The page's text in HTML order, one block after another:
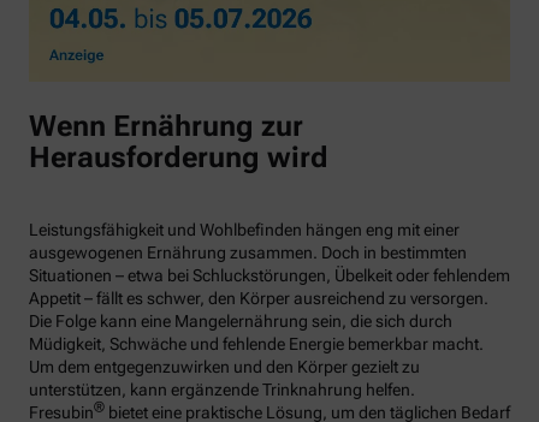
Wenn Ernährung zur
Herausforderung wird
Leistungsfähigkeit und Wohlbefinden hängen eng mit einer
ausgewogenen Ernährung zusammen. Doch in bestimmten
Situationen – etwa bei Schluckstörungen, Übelkeit oder fehlendem
Appetit – fällt es schwer, den Körper ausreichend zu versorgen.
Die Folge kann eine Mangelernährung sein, die sich durch
Müdigkeit, Schwäche und fehlende Energie bemerkbar macht.
Um dem entgegenzuwirken und den Körper gezielt zu
unterstützen, kann ergänzende Trinknahrung helfen.
Fresubin® bietet eine praktische Lösung, um den täglichen Bedarf